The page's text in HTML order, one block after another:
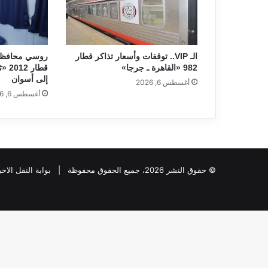
الـ VIP.. توقفات وأسعار تذاكر قطار
982 «القاهرة ـ جرجا»
أغسطس 6, 2026
روسي
إلى أسوان
أغسطس 6, 2026
© حقوق النشر 2026، جميع الحقوق محفوظة | بوابة النقل